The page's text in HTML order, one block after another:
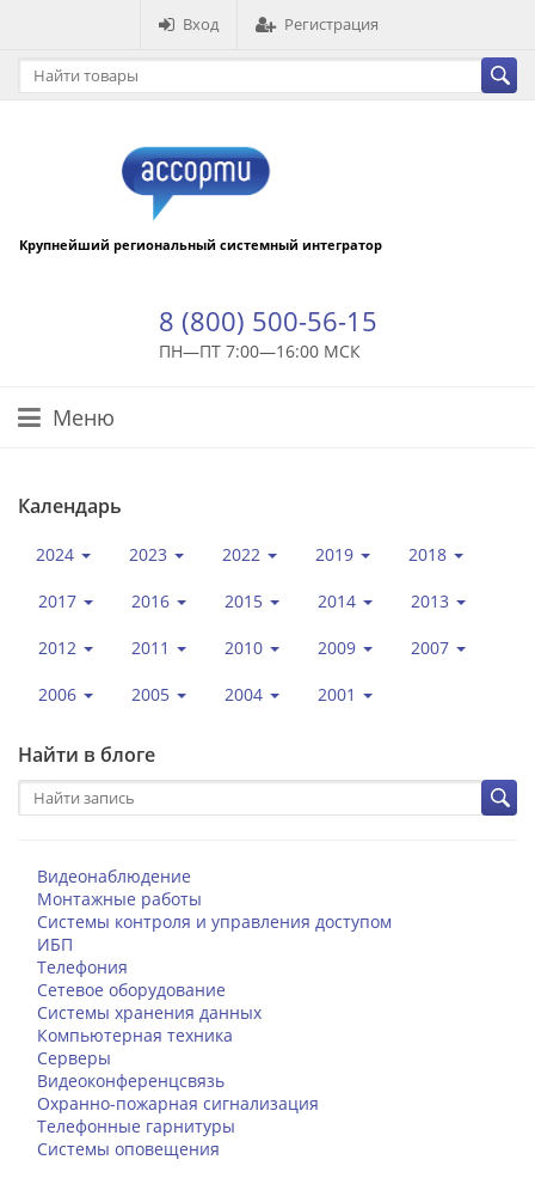
Вход Регистрация
Крупнейший региональный системный интегратор
8 (800) 500-56-15
ПН—ПТ 7:00—16:00 МСК
Меню
Календарь
2024 2023 2022 2019 2018
2017 2016 2015 2014 2013
2012 2011 2010 2009 2007
2006 2005 2004 2001
Найти в блоге
Видеонаблюдение
Монтажные работы
Системы контроля и управления доступом
ИБП
Телефония
Сетевое оборудование
Системы хранения данных
Компьютерная техника
Серверы
Видеоконференцсвязь
Охранно-пожарная сигнализация
Телефонные гарнитуры
Системы оповещения